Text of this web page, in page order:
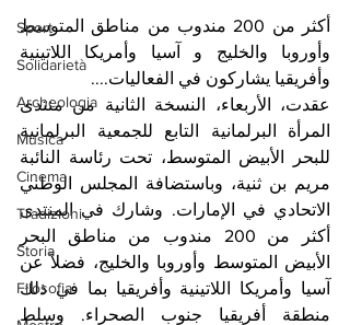
Sport
Solidarietà
Archeologia
Musica
Cinema
Tradizioni
Storia
Filosofia
أكثر من 200 مندوب من مناطق المتوسط
وأفريقيا يشاركون في الفعاليات....
عقدت، الأربعاء، النسخة الثانية من منتدى
المرأة البرلمانية التابع للجمعية البرلمانية
مريم بن ثنية، وباستضافة المجلس الوطني
الاتحادي في الإمارات. وشارك في المنتدى
الأبيض المتوسط وأوروبا والخليج، فضلاً عن
آسيا وأمريكا اللاتينية وأفريقيا بما في ذلك